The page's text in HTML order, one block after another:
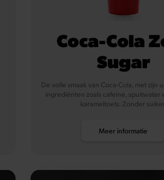
Coca-Cola
Sugar
De volle smaak van Coca-Cola, met zijn
ingrediënten zoals cafeïne, spuitwater
karameltoets. Zonder suiker.
Meer informatie